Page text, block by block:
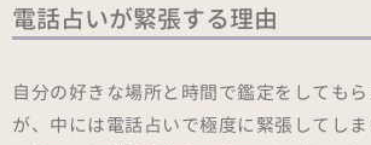
電話占いが緊張する理由
自分の好きな場所と時間で鑑定をしても
が、中には電話占いで極度に緊張してし